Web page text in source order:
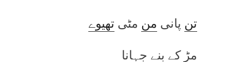
تن پانی من مٹی تھیوے
مڑ کے بنے جہانا